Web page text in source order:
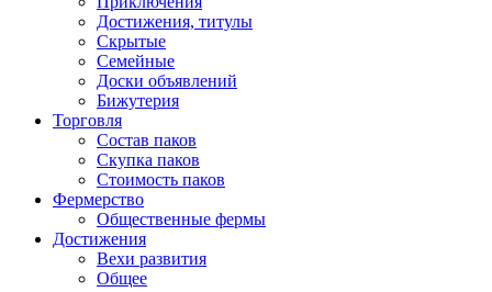
Достижения, титулы
Скрытые
Семейные
Доски объявлений
Бижутерия
Торговля
Состав паков
Скупка паков
Стоимость паков
Фермерство
Общественные фермы
Достижения
Вехи развития
Общее